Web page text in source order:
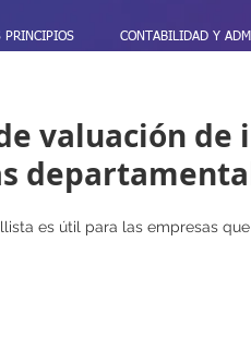
PRINCIPIOS CONTABILIDAD Y
valuación de
es útil para las empresas